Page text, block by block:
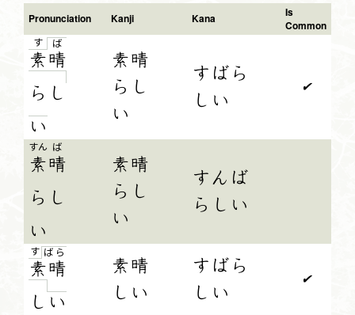
Pronunciation Kanji Kana
Is
Common
す
素
ば
晴
ら し
い
素晴
らし
い
すばら
しい
✔
すん
素
ば
晴
ら し
い
素晴
らし
い
すんば
らしい
す ば ら
素晴
し い
素晴
しい
すばら
しい
✔